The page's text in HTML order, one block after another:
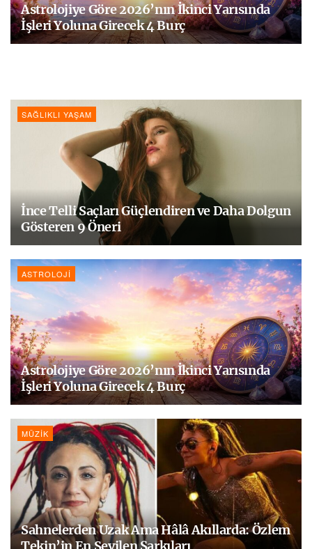
Astrolojiye Göre 2026’nın İkinci Yarısında
İşleri Yoluna Girecek 4 Burç
SAĞLIKLI YAŞAM
İnce Telli Saçları Güçlendiren ve Daha Dolgun
Gösteren 9 Öneri
ASTROLOJI
Astrolojiye Göre 2026’nın İkinci Yarısında
İşleri Yoluna Girecek 4 Burç
MÜZIK
Sahnelerden Uzak Ama Hâlâ Akıllarda: Özlem
Tekin’in En Sevilen Şarkıları